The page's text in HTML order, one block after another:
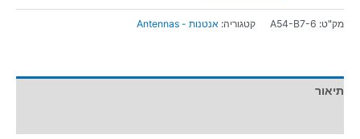
מק"ט: A54-B7-6 קטגוריה: אנטנות - Antennas
תיאור